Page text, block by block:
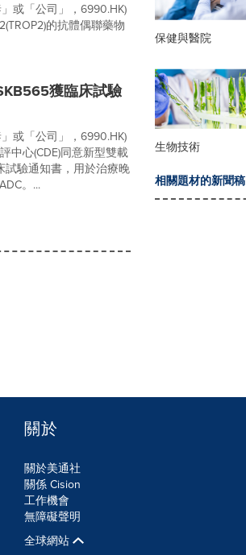
或「公司」，6990.HK)
的抗體偶聯藥物
獲臨床試驗
或「公司」，6990.HK)
中心(CDE)同意新型雙載
試驗通知書，用於治療晚
。...
保健與醫院
生物技術
相關題材的新聞稿
關於
關於美通社
關係 Cision
工作機會
無障礙聲明
全球網站